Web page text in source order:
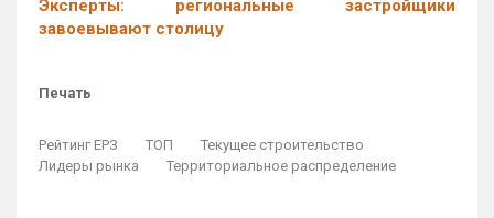
Эксперты: региональные застройщики
завоевывают столицу
Печать
Рейтинг ЕРЗ ТОП
Текущее строительство
Лидеры рынка
Территориальное распределение